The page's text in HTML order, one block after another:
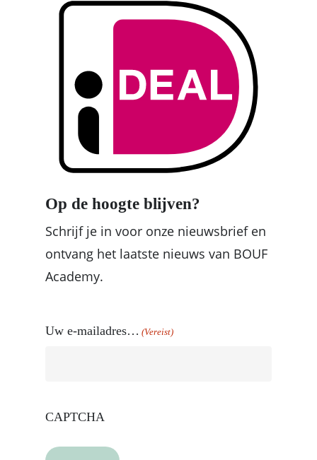
Op de hoogte blijven?
Schrijf je in voor onze nieuwsbrief en
ontvang het laatste nieuws van BOUF
Academy.
Uw e-mailadres… (Vereist)
CAPTCHA